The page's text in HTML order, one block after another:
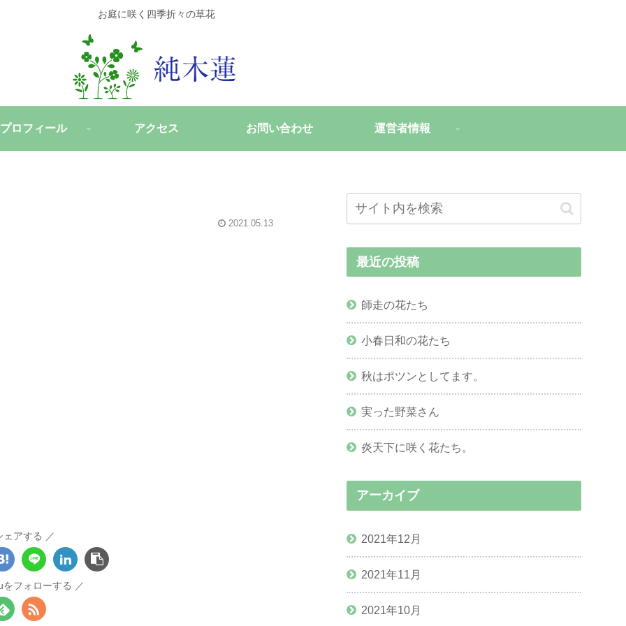
お庭に咲く四季折々の草花
プロフィール アクセス お問い合わせ 運営者情報
2021.05.13
ェアする
フォローする
最近の投稿
師走の花たち
小春日和の花たち
秋はポツンとしてます。
実った野菜さん
炎天下に咲く花たち。
アーカイブ
2021年12月
2021年11月
2021年10月